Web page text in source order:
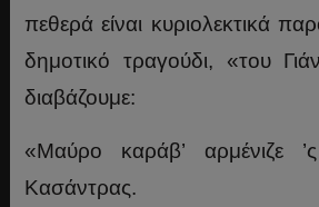
πεθερά είναι κυριολεκτικά
δημοτικό τραγούδι, «του
διαβάζουμε:
«Μαύρο καράβ’ αρμένιζε
Κασάντρας.